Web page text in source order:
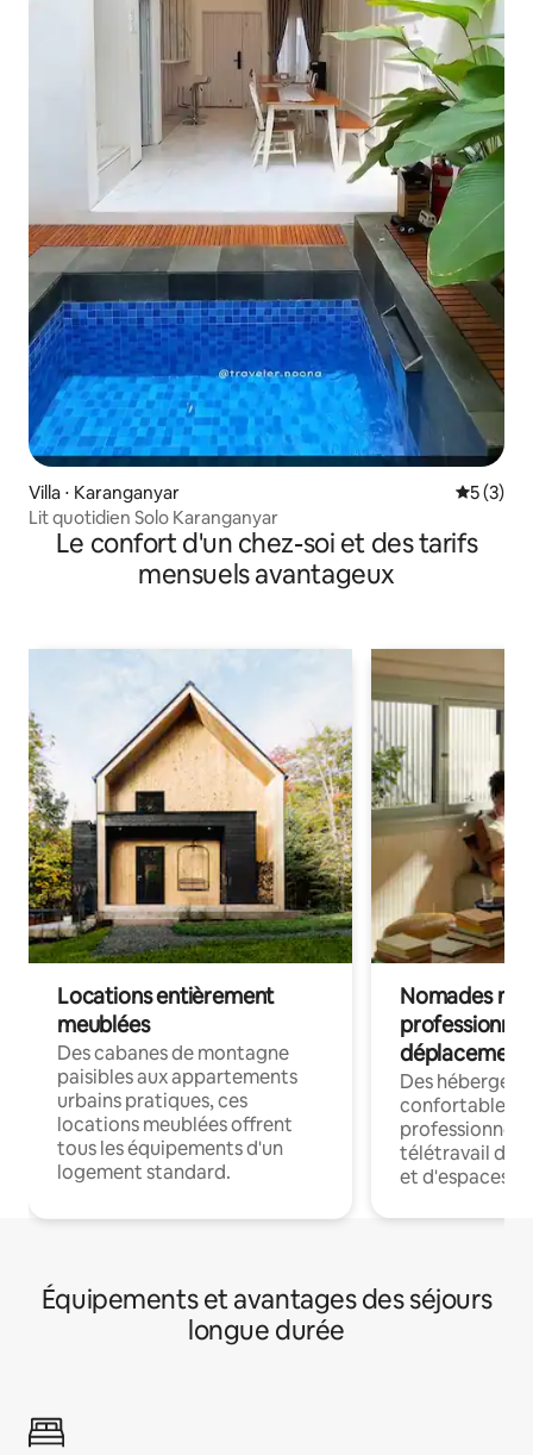
Villa ⋅ Karanganyar
5 (3)
Lit quotidien Solo Karanganyar
Le confort d'un chez-soi et des tarifs
mensuels avantageux
Locations entièrement
meublées
Des cabanes de montagne
paisibles aux appartements
urbains pratiques, ces
locations meublées offrent
tous les équipements d'un
logement standard.
Nomades
déplacement
Des
confortables
professionnels
télétravail
et d'espaces
Équipements et avantages des séjours
longue durée